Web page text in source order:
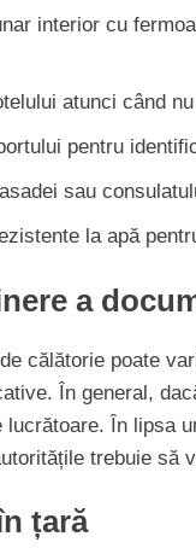
interior cu
atunci când
pentru
sau
la apă
a
călătorie poate
În general,
În lipsa
trebuie să
țară